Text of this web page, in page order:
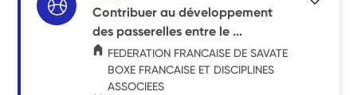
Contribuer au développement
des passerelles entre le ...
FEDERATION FRANCAISE DE SAVATE
BOXE FRANCAISE ET DISCIPLINES
ASSOCIEES